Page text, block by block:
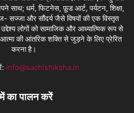
साथ; धर्म, फिटनेस, फ़ूड आर्ट, पर्यटन, शिक्षा,
सज्जा और सौंदर्य जैसे विषयों की एक विस्तृत
लोगों को सामाजिक और आध्यात्मिक रूप से
की आंतरिक शक्ति से जुड़ने के लिए प्रेरित
करना है।
info@sachishiksha.in
का पालन करें